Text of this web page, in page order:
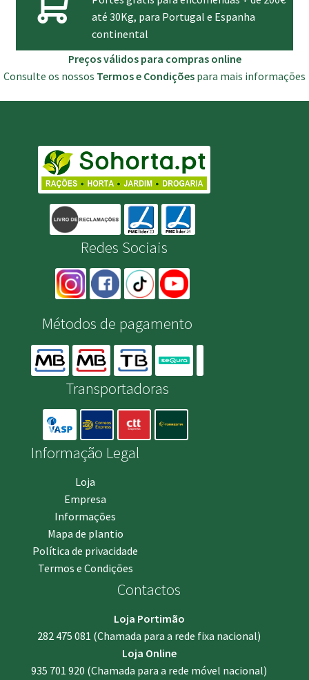
até 30Kg, para Portugal e Espanha
continental
Preços válidos para compras online
Consulte os nossos Termos e Condições para mais informações
Redes Sociais
Métodos de pagamento
Transportadoras
Informação Legal
Loja
Empresa
Informações
Mapa de plantio
Política de privacidade
Termos e Condições
Contactos
Loja Portimão
282 475 081 (Chamada para a rede fixa nacional)
Loja Online
935 701 920 (Chamada para a rede móvel nacional)